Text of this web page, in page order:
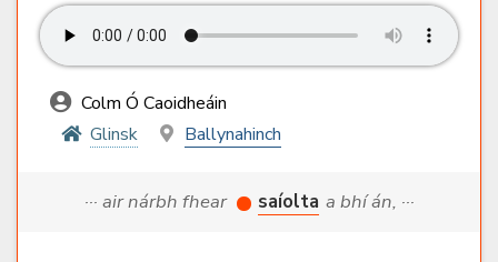
Colm Ó Caoidheáin
Glinsk
Ballynahinch
··· air nárbh fhear saíolta a bhí án, ···